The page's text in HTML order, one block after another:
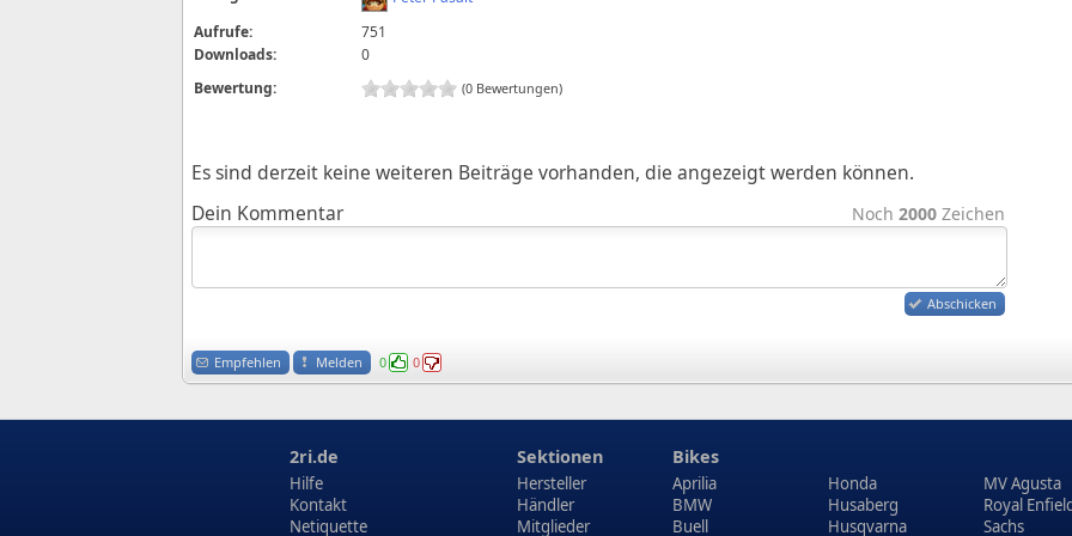
Aufrufe:
751
Downloads:
0
Bewertung:
(0 Bewertungen)
Es sind derzeit keine weiteren Beiträge vorhanden, die angezeigt werden können.
Noch 2000 Zeichen
Dein Kommentar
Abschicken
Empfehlen Melden 0 0
2ri.de
Hilfe
Kontakt
Netiquette
Sektionen
Hersteller
Händler
Mitglieder
Bikes
Aprilia
BMW
Buell
Honda
Husaberg
Husqvarna
MV Agusta
Royal
Sachs